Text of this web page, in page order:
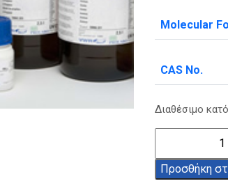
Molecular
CAS No.
Διαθέσιμο
οξύ
Προσθήκη